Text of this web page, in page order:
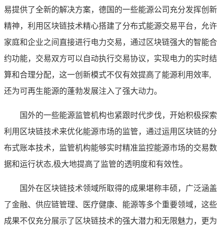
易提供了全新的解决方案，德国的一些能源公司充分发挥创新
精神，利用区块链技术精心搭建了分布式能源交易平台，允许
家庭和企业之间直接进行电力交易，通过区块链强大的智能合
约功能，交易双方可以自动执行交易协议，实现电力的实时结
算和合理分配，这一创新模式不仅有效提高了能源利用效率,
还为可再生能源的蓬勃发展注入了强大动力。
国外的一些能源监管机构也紧跟时代步伐，开始积极探索
利用区块链技术来优化能源市场的监管，通过运用区块链的分
布式账本技术，监管机构能够实时精准监控能源市场的交易数
据和运行状态,极大地提高了监管的透明度和有效性。
国外在区块链技术领域所取得的成果堪称丰硕，广泛涵盖
了金融、供应链管理、医疗健康、能源等多个重要领域，这些
成果不仅充分展示了区块链技术的强大潜力和无限魅力，更为